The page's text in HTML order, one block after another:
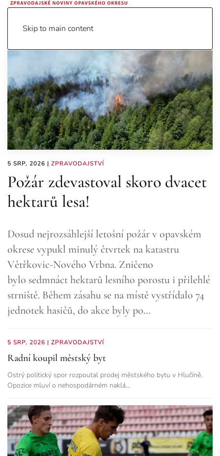
Skip to main content
5 SRP, 2026 | ZPRAVODAJSTVÍ
Požár zdevastoval skoro dvacet
hektarů lesa!
Dosud nejrozsáhlejší letošní požár v opavském
okrese vypukl minulý čtvrtek na katastru
Větřkovic-Nového Vrbna. Zničeno
bylo sedmnáct hektarů lesního porostu i přilehlé
strniště. Během zásahu se na místě vystřídalo 74
jednotek hasičů, do akce byly po…
5 SRP, 2026 | ZPRAVODAJSTVÍ
Radní koupil městský byt
Ostrý politický spor rozpoutal prodej městského bytu v Hlučíně.
Opozice mluví o nehospodárném naklá…